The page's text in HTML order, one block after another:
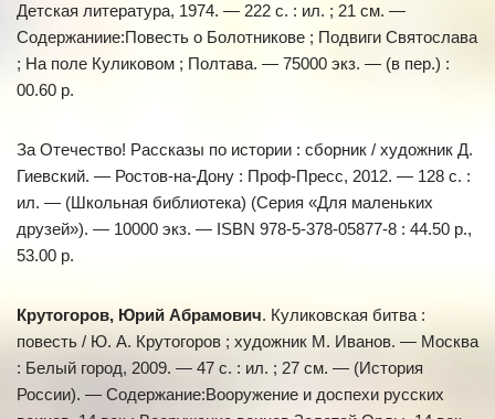
Детская литература, 1974. — 222 с. : ил. ; 21 см. —
Содержаниие:Повесть о Болотникове ; Подвиги Святослава
; На поле Куликовом ; Полтава. — 75000 экз. — (в пер.) :
00.60 р.
За Отечество! Рассказы по истории : сборник / художник Д.
Гиевский. — Ростов-на-Дону : Проф-Пресс, 2012. — 128 с. :
ил. — (Школьная библиотека) (Серия «Для маленьких
друзей»). — 10000 экз. — ISBN 978-5-378-05877-8 : 44.50 р.,
53.00 р.
Крутогоров, Юрий Абрамович. Куликовская битва :
повесть / Ю. А. Крутогоров ; художник М. Иванов. — Москва
: Белый город, 2009. — 47 с. : ил. ; 27 см. — (История
России). — Содержание:Вооружение и доспехи русских